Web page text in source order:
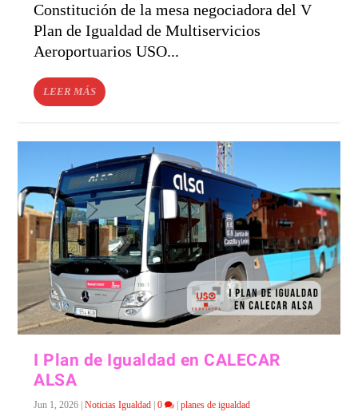
Constitución de la mesa negociadora del V
Plan de Igualdad de Multiservicios
Aeroportuarios USO...
LEER MÁS
I Plan de Igualdad en CALECAR
ALSA
Jun 1, 2026 |Noticias Igualdad |0 |planes de igualdad